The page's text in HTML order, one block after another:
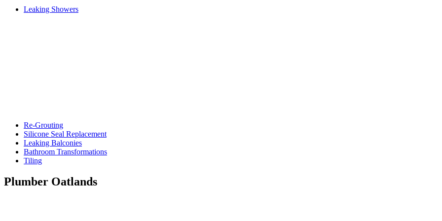
Leaking Showers
Re-Grouting
Silicone Seal Replacement
Leaking Balconies
Bathroom Transformations
Tiling
Plumber Oatlands